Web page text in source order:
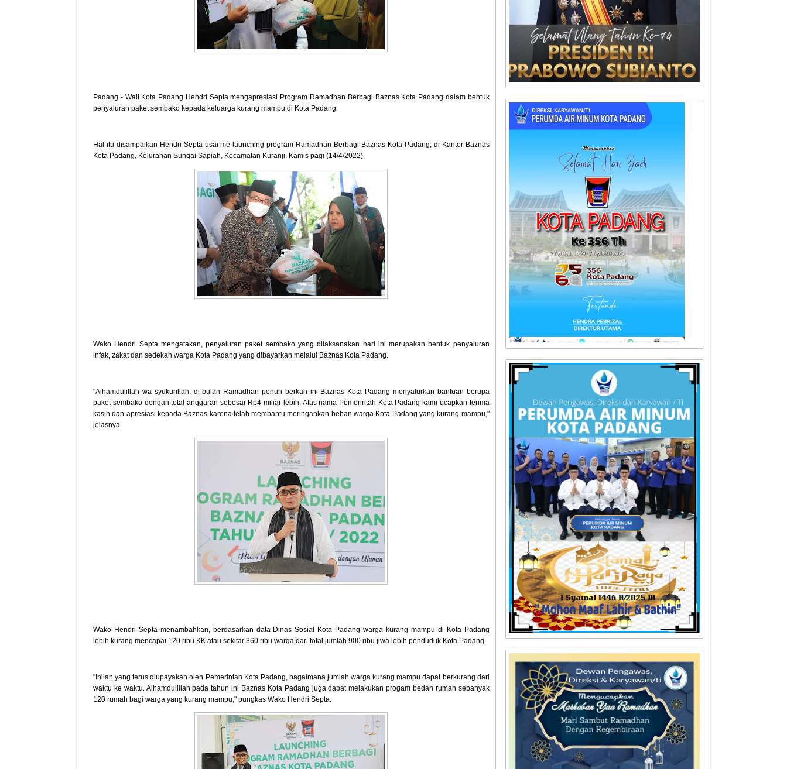
Padang - Wali Kota Padang Hendri Septa mengapresiasi Program Ramadhan Berbagi Baznas Kota Padang dalam bentuk
penyaluran paket sembako kepada keluarga kurang mampu di Kota Padang.
Hal itu disampaikan Hendri Septa usai me-launching program Ramadhan Berbagi Baznas Kota Padang, di Kantor Baznas
Kota Padang, Kelurahan Sungai Sapiah, Kecamatan Kuranji, Kamis pagi (14/4/2022).
Wako Hendri Septa mengatakan, penyaluran paket sembako yang dilaksanakan hari ini merupakan bentuk penyaluran
infak, zakat dan sedekah warga Kota Padang yang dibayarkan melalui Baznas Kota Padang.
"Alhamdulillah wa syukurillah, di bulan Ramadhan penuh berkah ini Baznas Kota Padang menyalurkan bantuan berupa
paket sembako dengan total anggaran sebesar Rp4 miliar lebih. Atas nama Pemerintah Kota Padang kami ucapkan terima
kasih dan apresiasi kepada Baznas karena telah membantu meringankan beban warga Kota Padang yang kurang mampu,"
jelasnya.
Wako Hendri Septa menambahkan, berdasarkan data Dinas Sosial Kota Padang warga kurang mampu di Kota Padang
lebih kurang mencapai 120 ribu KK atau sekitar 360 ribu warga dari total jumlah 900 ribu jiwa lebih penduduk Kota Padang.
"Inilah yang terus diupayakan oleh Pemerintah Kota Padang, bagaimana jumlah warga kurang mampu dapat berkurang dari
waktu ke waktu. Alhamdulillah pada tahun ini Baznas Kota Padang juga dapat melakukan progam bedah rumah sebanyak
120 rumah bagi warga yang kurang mampu," pungkas Wako Hendri Septa.